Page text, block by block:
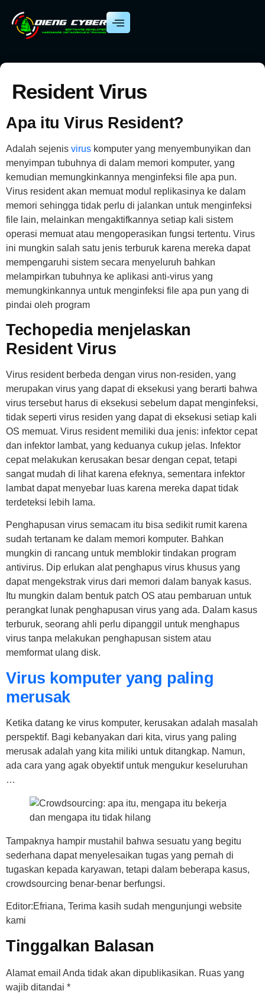
Resident Virus
Apa itu Virus Resident?
Adalah sejenis virus komputer yang menyembunyikan dan
menyimpan tubuhnya di dalam memori komputer, yang
kemudian memungkinkannya menginfeksi file apa pun.
Virus resident akan memuat modul replikasinya ke dalam
memori sehingga tidak perlu di jalankan untuk menginfeksi
file lain, melainkan mengaktifkannya setiap kali sistem
operasi memuat atau mengoperasikan fungsi tertentu. Virus
ini mungkin salah satu jenis terburuk karena mereka dapat
mempengaruhi sistem secara menyeluruh bahkan
melampirkan tubuhnya ke aplikasi anti-virus yang
memungkinkannya untuk menginfeksi file apa pun yang di
pindai oleh program
Techopedia menjelaskan
Resident Virus
Virus resident berbeda dengan virus non-residen, yang
merupakan virus yang dapat di eksekusi yang berarti bahwa
virus tersebut harus di eksekusi sebelum dapat menginfeksi,
tidak seperti virus residen yang dapat di eksekusi setiap kali
OS memuat. Virus resident memiliki dua jenis: infektor cepat
dan infektor lambat, yang keduanya cukup jelas. Infektor
cepat melakukan kerusakan besar dengan cepat, tetapi
sangat mudah di lihat karena efeknya, sementara infektor
lambat dapat menyebar luas karena mereka dapat tidak
terdeteksi lebih lama.
Penghapusan virus semacam itu bisa sedikit rumit karena
sudah tertanam ke dalam memori komputer. Bahkan
mungkin di rancang untuk memblokir tindakan program
antivirus. Dip erlukan alat penghapus virus khusus yang
dapat mengekstrak virus dari memori dalam banyak kasus.
Itu mungkin dalam bentuk patch OS atau pembaruan untuk
perangkat lunak penghapusan virus yang ada. Dalam kasus
terburuk, seorang ahli perlu dipanggil untuk menghapus
virus tanpa melakukan penghapusan sistem atau
memformat ulang disk.
Virus komputer yang paling
merusak
Ketika datang ke virus komputer, kerusakan adalah masalah
perspektif. Bagi kebanyakan dari kita, virus yang paling
merusak adalah yang kita miliki untuk ditangkap. Namun,
ada cara yang agak obyektif untuk mengukur keseluruhan
…
Tampaknya hampir mustahil bahwa sesuatu yang begitu
sederhana dapat menyelesaikan tugas yang pernah di
tugaskan kepada karyawan, tetapi dalam beberapa kasus,
crowdsourcing benar-benar berfungsi.
Editor:Efriana, Terima kasih sudah mengunjungi website
kami
Tinggalkan Balasan
Alamat email Anda tidak akan dipublikasikan. Ruas yang
wajib ditandai *